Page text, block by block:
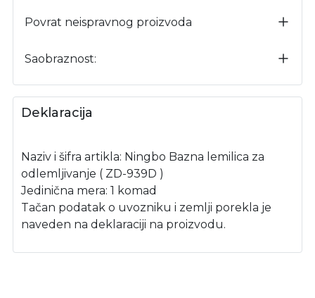
Povrat neispravnog proizvoda
Saobraznost:
Deklaracija
Naziv i šifra artikla: Ningbo Bazna lemilica za
odlemljivanje ( ZD-939D )
Jedinična mera: 1 komad
Tačan podatak o uvozniku i zemlji porekla je
naveden na deklaraciji na proizvodu.